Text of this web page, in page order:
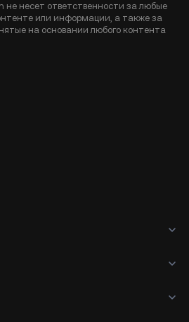
не несет ответственности за любые
или информации, а также за
на основании любого контента